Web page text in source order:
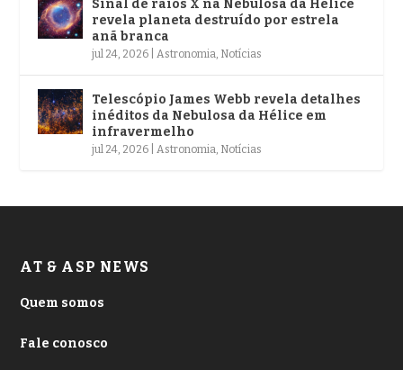
Sinal de raios X na Nebulosa da Hélice
revela planeta destruído por estrela
anã branca
jul 24, 2026 Astronomia Notícias
Telescópio James Webb revela detalhes
inéditos da Nebulosa da Hélice em
infravermelho
jul 24, 2026 Astronomia Notícias
AT & ASP NEWS
Quem somos
Fale conosco